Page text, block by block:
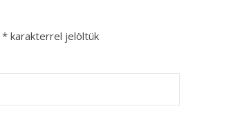
* karakterrel jelöltük